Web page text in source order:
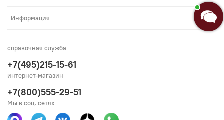
Информация
справочная служба
+7(495)215-15-61
интернет-магазин
+7(800)555-29-51
Мы в соц. сетях